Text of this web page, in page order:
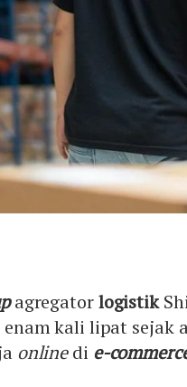
agregatorlogistik
enam kali lipat sejak
onlinedi e-